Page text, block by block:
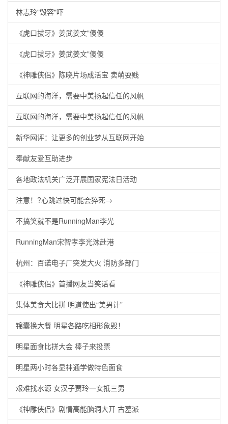
林志玲"毁容"吓
《虎口拔牙》姜武姜文"傻傻
《虎口拔牙》姜武姜文"傻傻
《神雕侠侣》陈晓片场成活宝 卖萌耍贱
互联网的海洋，需要中美扬起信任的风帆
互联网的海洋，需要中美扬起信任的风帆
新华网评：让更多的创业梦从互联网开始
奉献友爱互助进步
各地政法机关广泛开展国家宪法日活动
注意！?心跳过快可能会猝死→
不搞笑就不是RunningMan李光
RunningMan宋智孝李光洙赴港
杭州：百诺电子厂突发大火 消防多部门
《神雕侠侣》首播网友当笑话看
集体美食大比拼 明道使出“美男计”
锦囊换大餐 明星各路吃相形象毁！
明星面食比拼大会 棒子来投票
明星两小时各显神通学做特色面食
艰难找水源 女汉子贾玲一女抵三男
《神雕侠侣》剧情高能脑洞大开 古墓派